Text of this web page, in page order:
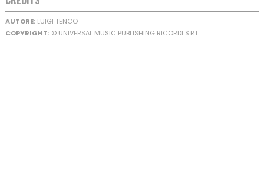
AUTORE:LUIGI TENCO
COPYRIGHT:© UNIVERSAL MUSIC PUBLISHING RICORDI S.R.L.